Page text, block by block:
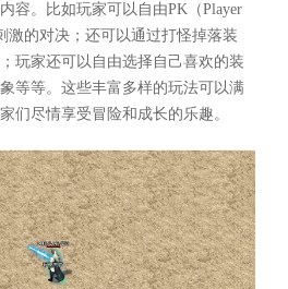
容。比如玩家可以自由PK（Player
的对决；还可以通过打怪掉落装
玩家还可以自由选择自己喜欢的装
等等。这些丰富多样的玩法可以满
们尽情享受冒险和成长的乐趣。